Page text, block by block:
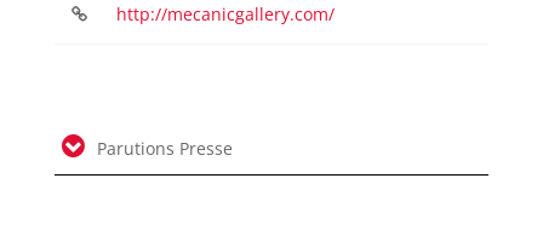
http://mecanicgallery.com/
Parutions Presse